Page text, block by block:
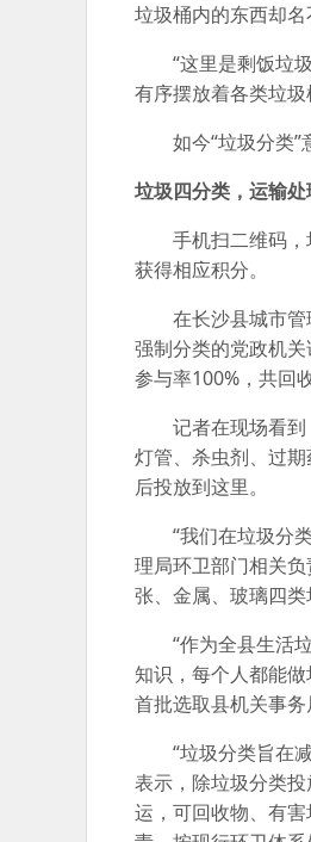
垃圾桶内的东西却名
“这里是剩饭垃圾
有序摆放着各类垃圾
如今“垃圾分类”
垃圾四分类，运输
手机扫二维码，
获得相应积分。
在长沙县城市管
强制分类的党政机
参与率100%，共回
记者在现场看到
灯管、杀虫剂、过
后投放到这里。
“我们在垃圾分类
理局环卫部门相关
张、金属、玻璃四类
“作为全县生活垃
知识，每个人都能
首批选取县机关事务
“垃圾分类旨在减
表示，除垃圾分类
运，可回收物、有